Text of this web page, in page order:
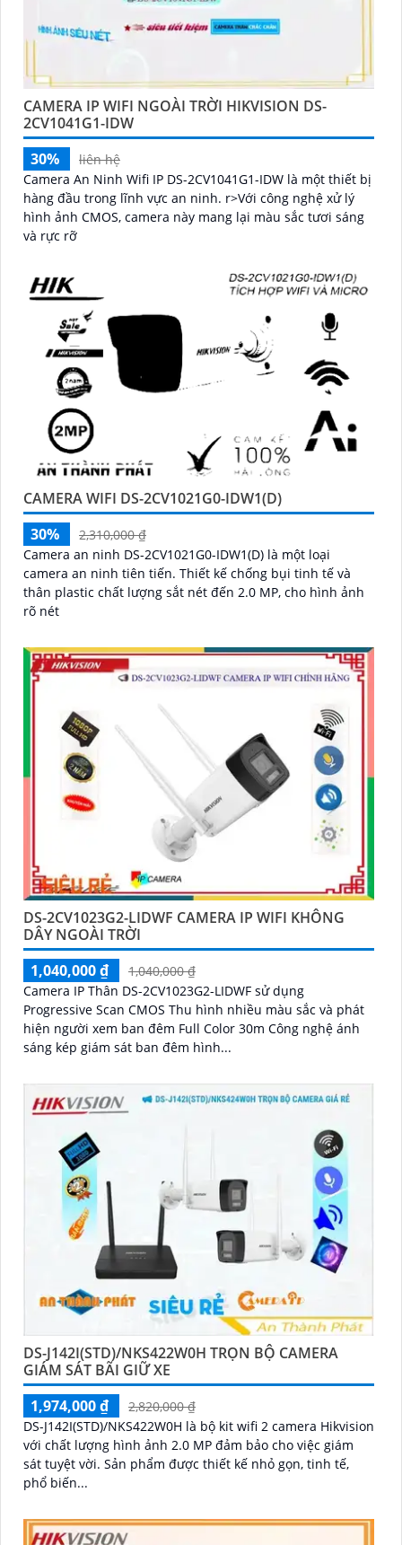
CAMERA IP WIFI NGOÀI TRỜI HIKVISION DS-
2CV1041G1-IDW
30%
liên hệ
Camera An Ninh Wifi IP DS-2CV1041G1-IDW là một thiết bị
hàng đầu trong lĩnh vực an ninh. r>Với công nghệ xử lý
hình ảnh CMOS, camera này mang lại màu sắc tươi sáng
và rực rỡ
CAMERA WIFI DS-2CV1021G0-IDW1(D)
30%
2,310,000 ₫
Camera an ninh DS-2CV1021G0-IDW1(D) là một loại
camera an ninh tiên tiến. Thiết kế chống bụi tinh tế và
thân plastic chất lượng sắt nét đến 2.0 MP, cho hình ảnh
rõ nét
DS-2CV1023G2-LIDWF CAMERA IP WIFI KHÔNG
DÂY NGOÀI TRỜI
1,040,000 ₫
1,040,000 ₫
Camera IP Thân DS-2CV1023G2-LIDWF sử dụng
Progressive Scan CMOS Thu hình nhiều màu sắc và phát
hiện người xem ban đêm Full Color 30m Công nghệ ánh
sáng kép giám sát ban đêm hình...
DS-J142I(STD)/NKS422W0H TRỌN BỘ CAMERA
GIÁM SÁT BÃI GIỮ XE
1,974,000 ₫
2,820,000 ₫
DS-J142I(STD)/NKS422W0H là bộ kit wifi 2 camera Hikvision
với chất lượng hình ảnh 2.0 MP đảm bảo cho việc giám
sát tuyệt vời. Sản phẩm được thiết kế nhỏ gọn, tinh tế,
phổ biến...